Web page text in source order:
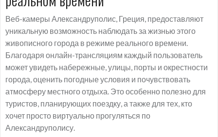
Веб-камеры Александруполис, Греция, предоставляют
уникальную возможность наблюдать за жизнью этого
живописного города в режиме реального времени.
Благодаря онлайн-трансляциям каждый пользователь
может увидеть набережные, улицы, порты и окрестности
города, оценить погодные условия и почувствовать
атмосферу местного отдыха. Это особенно полезно для
туристов, планирующих поездку, а также для тех, кто
хочет просто виртуально прогуляться по
Александруполису.